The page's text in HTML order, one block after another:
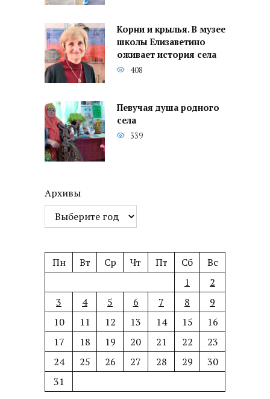
Корни и крылья. В музее
школы Елизаветино
оживает история села
408
Певучая душа родного
села
339
Архивы
Пн Вт Ср Чт Пт Сб
Вс
1
2
3
4 5 6 7 8
9
10
11 12 13 14 15
16
17
18 19 20 21 22
23
24
25 26 27 28 29
30
31